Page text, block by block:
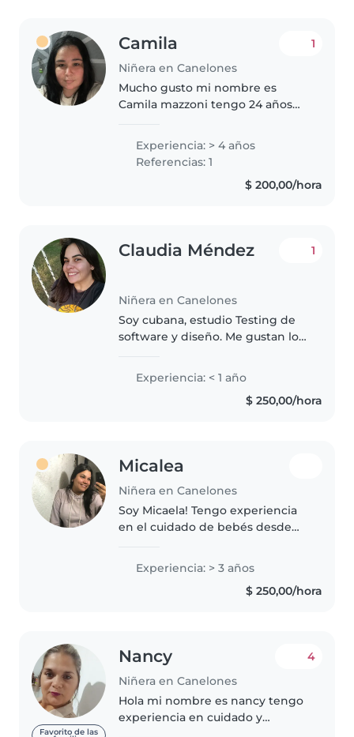
Camila
Niñera en Canelones
1
Mucho gusto mi nombre es
Camila mazzoni tengo 24 años
trabajar con ellos es lo más lindo,
eh cuidado a niños de varias
edades por muchos años los
Experiencia: > 4 años
Referencias: 1
$ 200,00/hora
Claudia Méndez
Niñera en Canelones
1
Soy cubana, estudio Testing de
software y diseño. Me gustan los
con ellos. Puedo ser buena
compañía para ellos y al mismo
tiempo apoyar su educación..
Experiencia: < 1 año
$ 250,00/hora
Micalea
Niñera en Canelones
Soy Micaela! Tengo experiencia
en el cuidado de bebés desde
edad, me encargaba de darles
sus desayunos, almuerzos, sus
higienes, pasear y demás. Me
Experiencia: > 3 años
$ 250,00/hora
Favorito de las
Nancy
Niñera en Canelones
4
Hola mi nombre es nancy tengo
experiencia en cuidado y